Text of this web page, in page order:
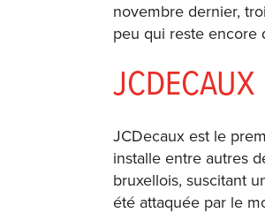
novembre dernier,
peu qui reste encore
JCDECAUX
JCDecaux est le
installe entre autres
bruxellois, suscitant
été attaquée par le